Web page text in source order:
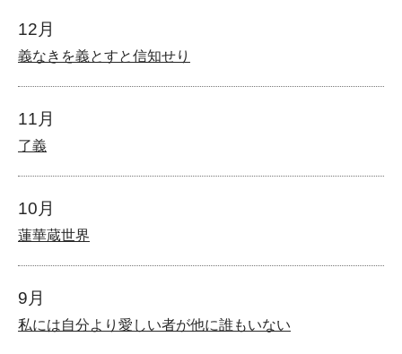
12月
義なきを義とすと信知せり
11月
了義
10月
蓮華蔵世界
9月
私には自分より愛しい者が他に誰もいない